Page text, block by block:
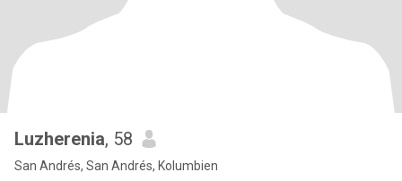
Luzherenia, 58
San Andrés, San Andrés, Kolumbien